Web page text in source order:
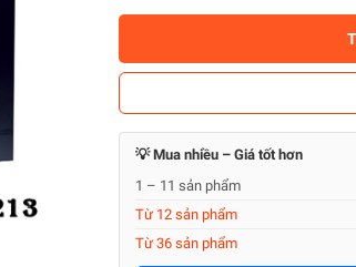
💡 Mua nhiều – Giá tốt hơn
1 – 11 sản phẩm
Từ 12 sản phẩm
Từ 36 sản phẩm